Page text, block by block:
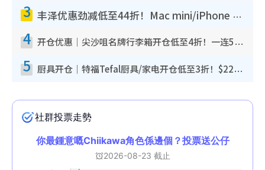
3 丰泽优惠劲减低至44折！Mac mini/iPhone 17 Pro大减价！厨房家电$220起
4 开仓优惠｜尖沙咀名牌行李箱开仓低至4折！一连5日 American Tourister/ace./Hallmark $200起
5 厨具开仓｜特福Tefal厨具/家电开仓低至3折！$220起买平底锅/炒锅/汤锅！电饭煲/吸尘器/挂烫机$418起